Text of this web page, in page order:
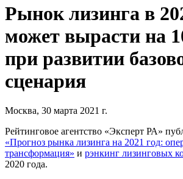
Рынок лизинга в
может вырасти на
при развитии
сценария
Москва, 30 марта 2021 г.
Рейтинговое агентство «Эксперт РА»
«Прогноз рынка лизинга на 2021 год:
трансформация» и рэнкинг лизинговых
2020 года.